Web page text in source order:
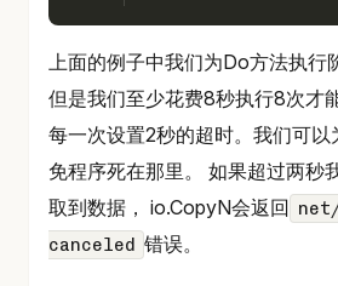
上面的例子中我们为Do方法执行
但是我们至少花费8秒执行8次才
每一次设置2秒的超时。我们可
免程序死在那里。 如果超过两秒
取到数据， io.CopyN会返回
canceled 错误。